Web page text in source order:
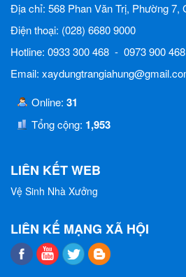
Địa chỉ: 568 Phan Văn Trị, Phường 7,
Điện thoại: (028) 6680 9000
Hotline: 0933 300 468 - 0973 900
Email:
Online: 31
Tổng cộng: 1,953
LIÊN KẾT WEB
Vệ Sinh Nhà Xưởng
LIÊN KẾ MẠNG XÃ HỘI